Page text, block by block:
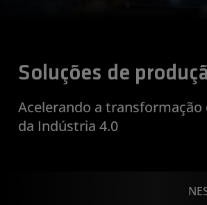
Soluções de
Acelerando a transformação
da Indústria 4.0